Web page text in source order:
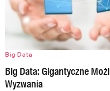
Big Data
Big Data: Gigantyczne
Wyzwania